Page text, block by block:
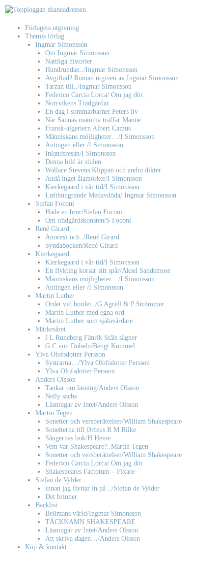
Hoppa
till
Förlagets utgivning
Themis förlag
Ingmar Simonsson
Om Ingmar Simonsson
Nattliga historier
Hundrundan../Ingmar Simonsson
Avgiftad? Roman utgiven av Ingmar Simonsson
Tarzan till../Ingmar Simonsson
Federico Carcia Lorca/ Om jag dör..
Norrvikens Trädgårdar
En dag i sommarbarnet Peters liv
När Sannas mamma träffar Manne
Fransk-algeriern Albert Camus
Människans möjligheter…/I Simonsson
Antingen eller /I Simonsson
Inlandsresan/I Simonsson
Denna bild är stulen
Wallace Stevens Klippan och andra dikter
Ändå inget ålamörker/I Simonsson
Kierkegaard i vår tid/I Simonsson
Lufthungrande Medavdöda/ Ingmar Simonsson
Stefan Foconi
Hade en bror/Stefan Foconi
Om trädgårdskonsten/S Foconi
René Girard
Anorexi och../René Girard
Syndabocken/René Girard
Kierkegaard
Kierkegaard i vår tid/I Simonsson
En flykting korsar sitt spår/Aksel Sandemose
Människans möjligheter…/I Simonsson
Antingen eller /I Simonsson
Martin Luther
Ordet vid bordet../G Agrell & P Strömmer
Martin Luther med egna ord
Martin Luther som själavårdare
Märkesåret
J L Runeberg Fänrik Ståls sägner
G C von Döbeln/Bengt Kummel
Ylva Olofsdotter Persson
Systrarna…/Ylva Olofsdotter Persson
Ylva Olofsdotter Persson
Anders Olsson
Tankar om läsning/Anders Olsson
Nelly sachs
Läsningar av Intet/Anders Olsson
Martin Tegen
Sonetter och versberättelser/William Shakespeare
Sonetterna till Orfeus R M Rilke
Sångernas bok/H Heine
Vem var Shakespeare?..Martin Tegen
Sonetter och versberättelser/William Shakespeare
Federico Carcia Lorca/ Om jag dör..
Shakespeares Factotum – Fixare
Stefan de Vylder
innan jag flyttar in på ../Stefan de Vylder
Det brinner
Backlist
Bellmans värld/Ingmar Simonsson
TÄCKNAMN SHAKESPEARE
Läsningar av Intet/Anders Olsson
Att skriva dagen…/Anders Olsson
Köp & kontakt